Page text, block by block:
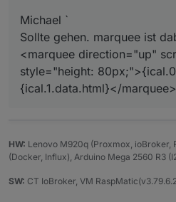
Michael `
Sollte gehen. marquee ist
<marquee direction="up"
style="height:
{ical.1.data.html}</marquee>
HW: Lenovo M920q (Proxmox, ioBroker,
(Docker, Influx), Arduino Mega 2560 R3
SW: CT IoBroker, VM